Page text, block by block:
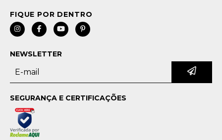
NEWSLETTER
SEGURANÇA E CERTIFICAÇÕES